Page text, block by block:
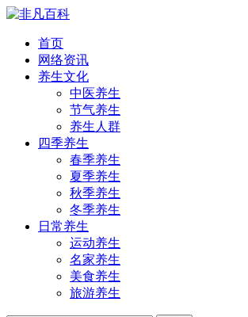
首页
网络资讯
养生文化
中医养生
节气养生
养生人群
四季养生
春季养生
夏季养生
秋季养生
冬季养生
日常养生
运动养生
名家养生
美食养生
旅游养生